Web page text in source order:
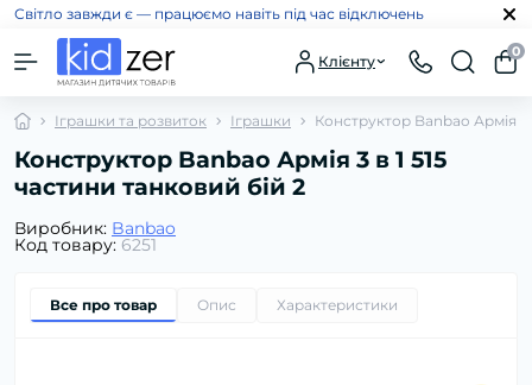
Світло завжди є — працюємо навіть під час відключень
Клієнту
0
Іграшки та розвиток Іграшки Конструктор Banbao Армія 3
Конструктор Banbao Армія 3 в 1 515
частини танковий бій 2
Виробник: Banbao
Код товару: 6251
Все про товар Опис Характеристики